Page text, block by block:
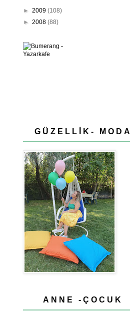
► 2009 (108)
► 2008 (88)
GÜZELLİK- MODA
ANNE -ÇOCUK